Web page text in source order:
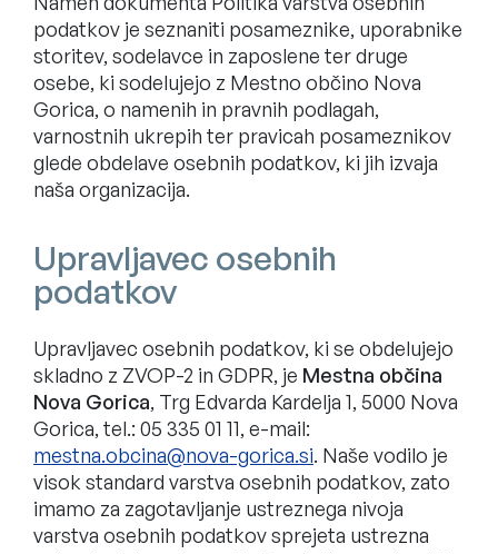
podatkov je seznaniti posameznike, uporabnike
storitev, sodelavce in zaposlene ter druge
osebe, ki sodelujejo z Mestno občino Nova
Gorica, o namenih in pravnih podlagah,
varnostnih ukrepih ter pravicah posameznikov
glede obdelave osebnih podatkov, ki jih izvaja
naša organizacija.
Upravljavec osebnih
podatkov
Upravljavec osebnih podatkov, ki se obdelujejo
skladno z ZVOP-2 in GDPR, je Mestna občina
Nova Gorica, Trg Edvarda Kardelja 1, 5000 Nova
Gorica, tel.: 05 335 01 11, e-mail:
. Naše vodilo je
visok standard varstva osebnih podatkov, zato
imamo za zagotavljanje ustreznega nivoja
varstva osebnih podatkov sprejeta ustrezna